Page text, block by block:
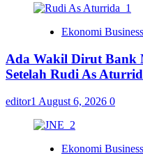
Ekonomi Business
Ada Wakil Dirut Bank
Setelah Rudi As
editor1 August 6, 2026 0
Ekonomi Business